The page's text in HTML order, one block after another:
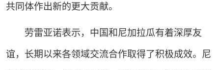
共同体作出新的更大贡献。
劳雷亚诺表示，中国和尼加拉瓜有着深厚友
谊，长期以来各领域交流合作取得了积极成效。尼